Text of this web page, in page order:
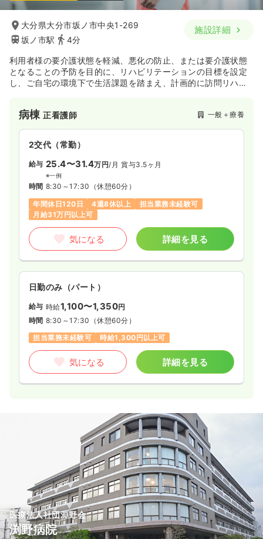
大分県大分市坂ノ市中央1-269
坂ノ市駅
4分
施設詳細
利用者様の要介護状態を軽減、悪化の防止、または要介護状態
となることの予防を目的に、リハビリテーションの目標を設定
し、ご自宅の環境下で生活課題を踏まえ、計画的に訪問リハビ
病棟正看護師 一般＋療養
2交代（常勤）
給与 25.4〜31.4万円/月 賞与3.5ヶ月
※一例
時間 8:30～17:30 （休憩60分）
年間休日120日
4週8休以上
担当業務未経験可
月給31万円以上可
気になる 詳細を見る
日勤のみ（パート）
給与 時給1,100〜1,350円
時間 8:30～17:30 （休憩60分）
担当業務未経験可
時給1,300円以上可
気になる 詳細を見る
医療法人社団淵野会
渕野病院